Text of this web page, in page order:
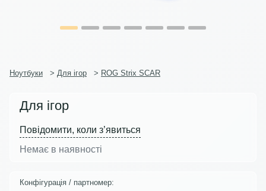
Ноутбуки > Для ігор > ROG Strix SCAR
Для ігор
Повідомити, коли з’явиться
Немає в наявності
Конфігурація / партномер: